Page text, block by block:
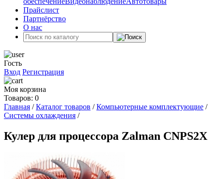
Прайслист
Партнёрство
О нас
Гость
Вход Регистрация
Моя корзина
Товаров: 0
Главная /Каталог товаров /Компьютерные комплектующие /
Системы охлаждения /
Кулер для процессора Zalman CNPS2X